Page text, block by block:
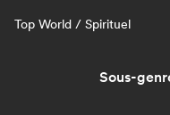
Top World / Spirituel
Sous-